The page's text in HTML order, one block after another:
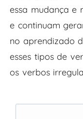
essa mudança e
e continuam
no aprendizado
esses tipos de
os verbos